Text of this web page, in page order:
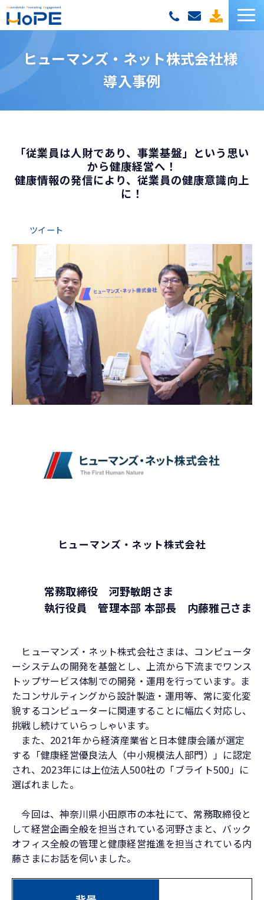
HoPEサービス一覧
お客様の声
セミナー
お役立ち資料
お役立ちコラム
ヒューマンズ・ネット株式会社様
導入事例
「従業員は人財であり、事業基盤」という思い
から健康経営へ！
健康情報の発信により、従業員の健康意識向上
に！
ツイート
ヒューマンズ・ネット株式会社
常務取締役 河野敏朗さま
執行役員 管理本部 本部長 内藤雅己さま
ヒューマンズ・ネット株式会社さまは、コンピュータ
ーシステムの開発を基盤とし、上流から下流までワンス
トップサービス体制での開発・運用を行っています。ま
たコンサルティングから設計製造・運用等、常に変化変
貌するコンピューターに関連することに幅広く対応し、
挑戦し続けていらっしゃいます。
また、2021年から経済産業省と日本健康会議が選定
する「健康経営優良法人（中小規模法人部門）」に認定
され、2023年には上位法人500社の「ブライト500」に
選ばれました。
今回は、神奈川県小田原市の本社にて、常務取締役と
して経営企画全般を担当されている河野さまと、バック
オフィス全般の管理と健康経営推進を担当されている内
藤さまにお話を伺いました。